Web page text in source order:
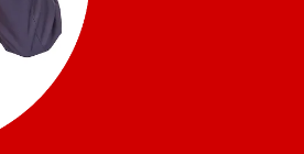
1/2 oz 2nd Coin 1/4 oz 2nd Coin